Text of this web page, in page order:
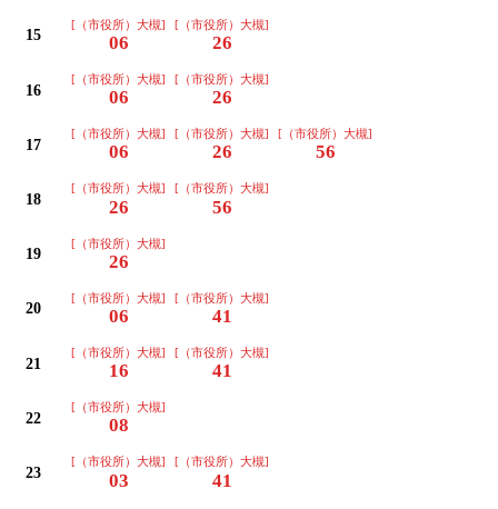
15
[（市役所）大槻]
06
[（市役所）大槻]
26
16
[（市役所）大槻]
06
[（市役所）大槻]
26
17
[（市役所）大槻]
06
[（市役所）大槻]
26
[（市役所）大槻]
56
18
[（市役所）大槻]
26
[（市役所）大槻]
56
19
[（市役所）大槻]
26
20
[（市役所）大槻]
06
[（市役所）大槻]
41
21
[（市役所）大槻]
16
[（市役所）大槻]
41
22
[（市役所）大槻]
08
23
[（市役所）大槻]
03
[（市役所）大槻]
41